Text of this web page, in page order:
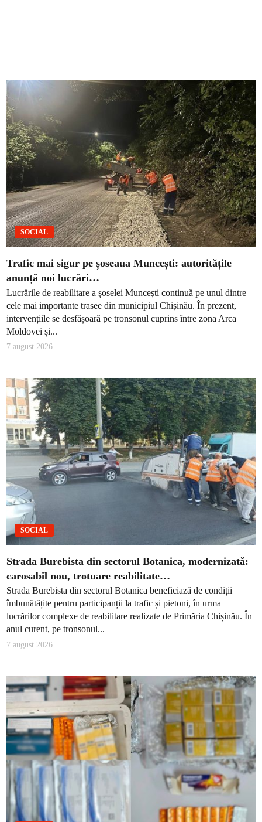
SOCIAL
Trafic mai sigur pe șoseaua Muncești: autoritățile
anunță noi lucrări…
Lucrările de reabilitare a șoselei Muncești continuă pe unul dintre
cele mai importante trasee din municipiul Chișinău. În prezent,
intervențiile se desfășoară pe tronsonul cuprins între zona Arca
Moldovei și...
7 august 2026
SOCIAL
Strada Burebista din sectorul Botanica, modernizată:
carosabil nou, trotuare reabilitate…
Strada Burebista din sectorul Botanica beneficiază de condiții
îmbunătățite pentru participanții la trafic și pietoni, în urma
lucrărilor complexe de reabilitare realizate de Primăria Chișinău. În
anul curent, pe tronsonul...
7 august 2026